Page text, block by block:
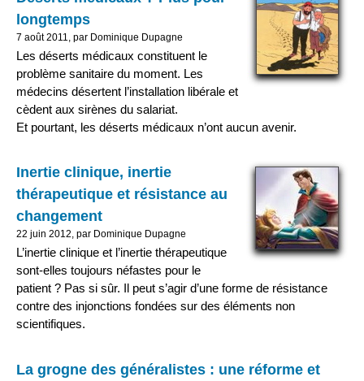
longtemps
7 août 2011, par Dominique Dupagne
Les déserts médicaux constituent le
problème sanitaire du moment. Les
médecins désertent l’installation libérale et
cèdent aux sirènes du salariat.
Et pourtant, les déserts médicaux n’ont aucun avenir.
Inertie clinique, inertie
thérapeutique et résistance au
changement
22 juin 2012, par Dominique Dupagne
L’inertie clinique et l’inertie thérapeutique
sont-elles toujours néfastes pour le
patient ? Pas si sûr. Il peut s’agir d’une forme de résistance
contre des injonctions fondées sur des éléments non
scientifiques.
La grogne des généralistes : une réforme et